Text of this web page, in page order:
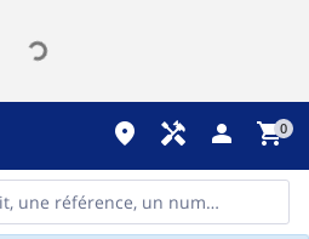
place handyman person shopping_cart0